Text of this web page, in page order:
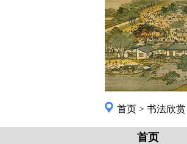
首页 > 书法欣赏
首页